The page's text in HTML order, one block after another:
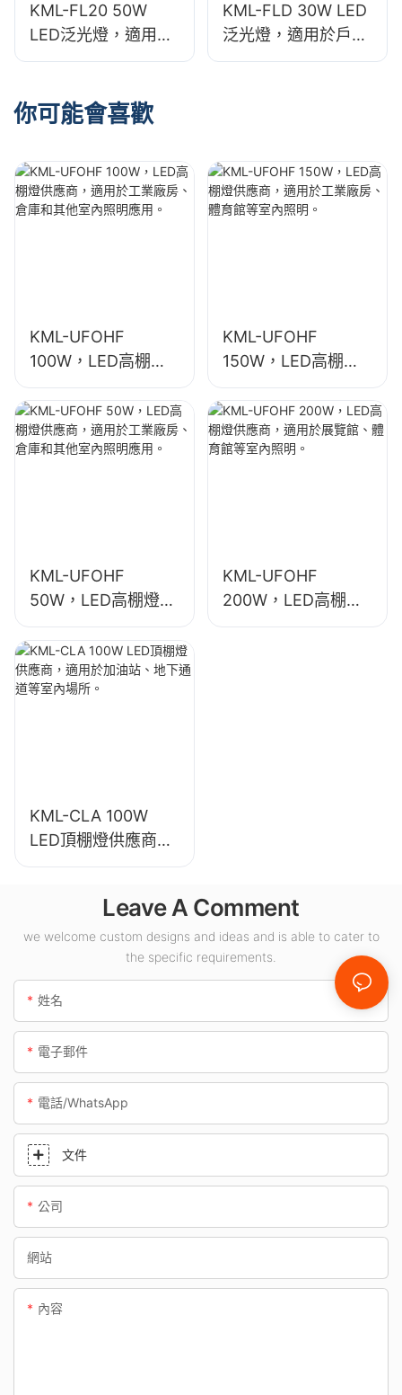
KML-FL20 50W
LED泛光燈，適用於
戶外廣告看板和大型
KML-FLD 30W LED
泛光燈，適用於戶外
廣告看板和大型標誌
你可能會喜歡
KML-UFOHF
100W，LED高棚燈
供應商，適用於工業
廠房、倉庫和其他室
內照明應用。
KML-UFOHF
150W，LED高棚燈
供應商，適用於工業
廠房、體育館等室內
照明。
KML-UFOHF
50W，LED高棚燈供
應商，適用於工業廠
房、倉庫和其他室內
照明應用。
KML-UFOHF
200W，LED高棚燈
供應商，適用於展覽
KML-CLA 100W
LED頂棚燈供應商，
適用於加油站、地下
Leave A Comment
we welcome custom designs and ideas and is able to cater to
the specific requirements.
姓名
電子郵件
電話/WhatsApp
文件
公司
網站
內容